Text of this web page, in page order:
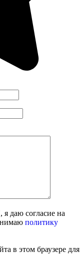
даю согласие на
политику
в этом браузере для